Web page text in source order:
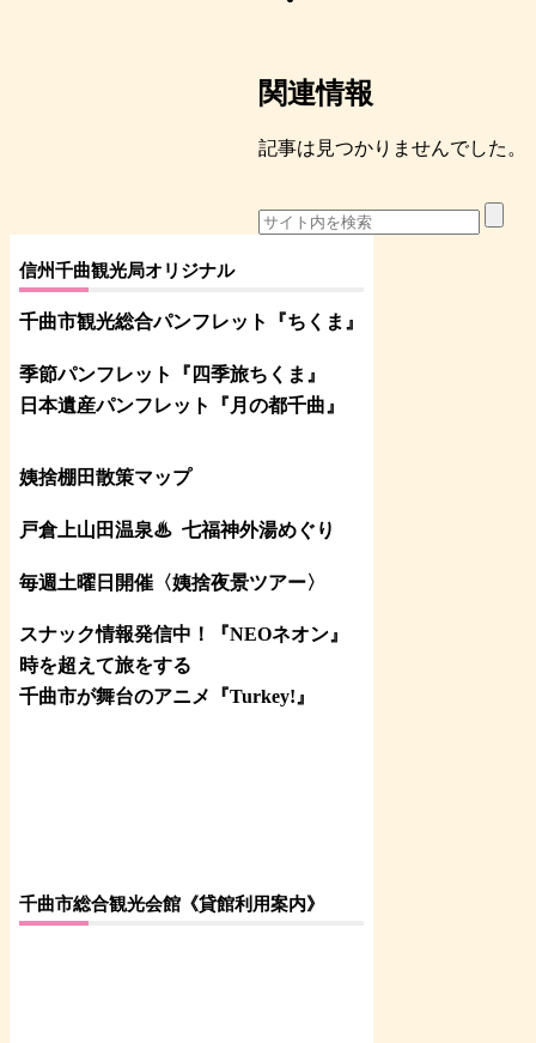
関連情報
記事は見つかりませんでした。
信州千曲観光局オリジナル
千曲市観光総合パンフレット 『ちくま 』
季節パンフレット『四季旅ちくま』
日本遺産パンフレット
『月の都千曲 』
姨捨棚田散策マップ
戸倉上山田温泉♨ 七福神外湯めぐり
毎週土曜日開催〈姨捨夜景ツアー〉
スナック情報発信中！『NEOネオン』
時を超えて旅をする
千曲市が舞台のアニメ『Turkey!』
千曲市総合観光会館《貸館利用案内》